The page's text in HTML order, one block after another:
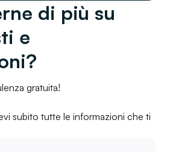
di più su
e
gratuita!
subito tutte le informazioni che ti